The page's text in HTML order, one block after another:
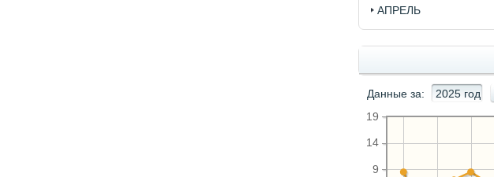
АПРЕЛЬ
Данные за: 2025 год
9
14
19